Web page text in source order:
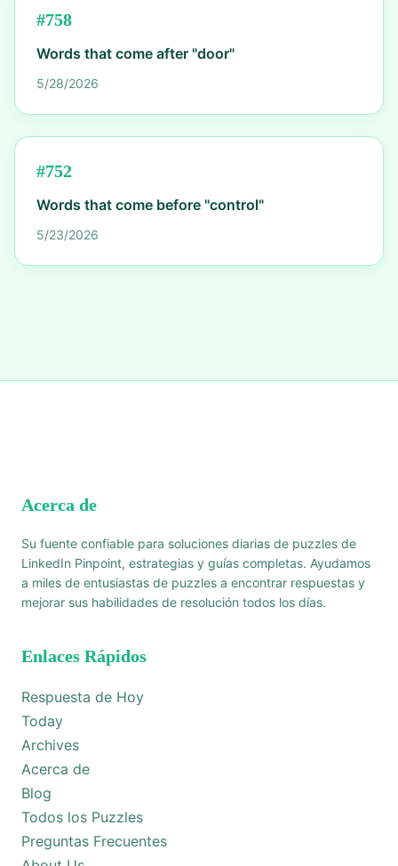
#758
Words that come after "door"
5/28/2026
#752
Words that come before "control"
5/23/2026
Acerca de
Su fuente confiable para soluciones diarias de puzzles de
LinkedIn Pinpoint, estrategias y guías completas. Ayudamos
a miles de entusiastas de puzzles a encontrar respuestas y
mejorar sus habilidades de resolución todos los días.
Enlaces Rápidos
Respuesta de Hoy
Today
Archives
Acerca de
Blog
Todos los Puzzles
Preguntas Frecuentes